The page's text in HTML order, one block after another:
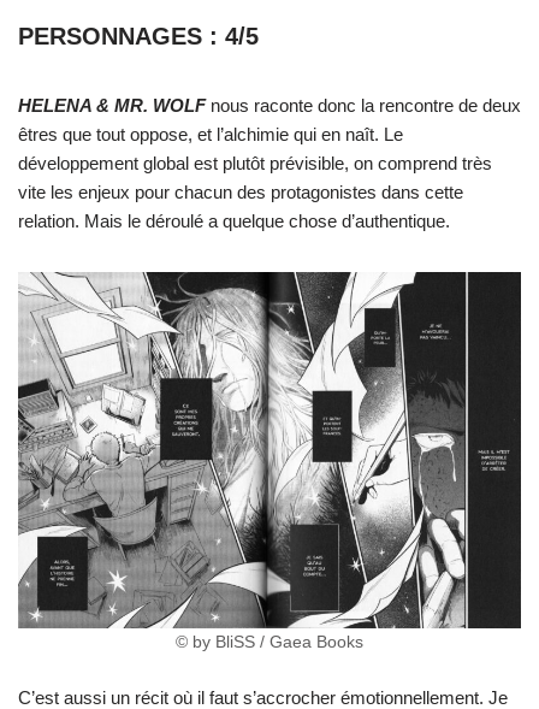
PERSONNAGES : 4/5
HELENA & MR. WOLFnous raconte donc la rencontre de deux
êtres que tout oppose, et l’alchimie qui en naît. Le
développement global est plutôt prévisible, on comprend très
vite les enjeux pour chacun des protagonistes dans cette
relation. Mais le déroulé a quelque chose d’authentique.
© by BliSS / Gaea Books
C’est aussi un récit où il faut s’accrocher émotionnellement. Je